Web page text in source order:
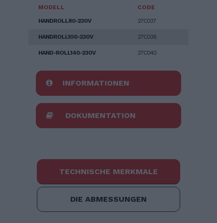
MODELL
CODE
HANDROLL80-230V
27C037
HANDROLL100-230V 27C038
HAND-ROLL140-230V 27C040
INFORMATIONEN
DOKUMENTATION
TECHNISCHE MERKMALE
DIE ABMESSUNGEN